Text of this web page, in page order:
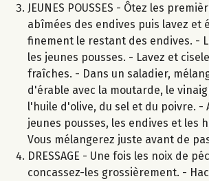
JEUNES POUSSES - Ôtez les
abîmées des endives puis lavez et
finement le restant des endives. -
les jeunes pousses. - Lavez et
fraîches. - Dans un saladier,
d'érable avec la moutarde, le
l'huile d'olive, du sel et du poivre. -
jeunes pousses, les endives et les
Vous mélangerez juste avant de
DRESSAGE - Une fois les noix de
concassez-les grossièrement. -